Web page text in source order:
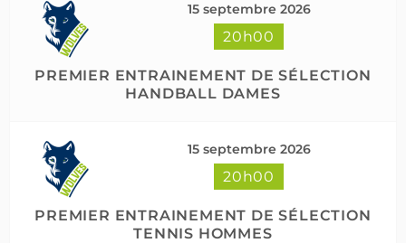
15 septembre 2026
20h00
PREMIER ENTRAINEMENT DE SÉLECTION
HANDBALL DAMES
15 septembre 2026
20h00
PREMIER ENTRAINEMENT DE SÉLECTION
TENNIS HOMMES